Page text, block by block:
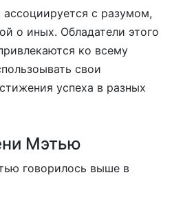
с разумом,
о иных. Обладатели этого
ко всему
свои
успеха в разных
Мэтью
говорилось выше в